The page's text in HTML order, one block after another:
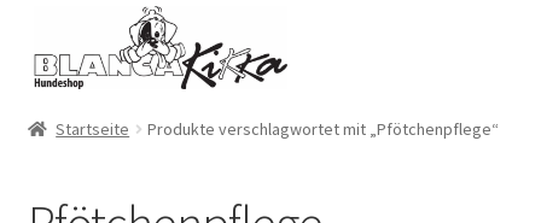
Navigation
springen
Inhalt
springen
Startseite Produkte verschlagwortet mit „Pfötchenpflege“